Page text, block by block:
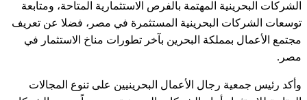
الشركات البحرينية المهتمة بالفرص الاستثمارية المتاحة، ومتابعة
توسعات الشركات البحرينية المستثمرة في مصر، فضلا عن تعريف
مجتمع الأعمال بمملكة البحرين بآخر تطورات مناخ الاستثمار في
مصر.
وأكد رئيس جمعية رجال الأعمال البحرينيين على تنوع المجالات